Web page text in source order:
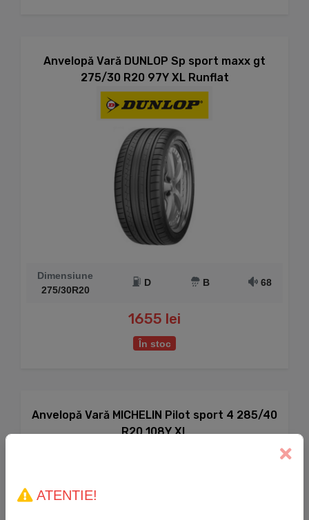
Anvelopă Vară DUNLOP Sp sport maxx gt
275/30 R20 97Y XL Runflat
Dimensiune
275/30R20
D B 68
1655 lei
În stoc
Anvelopă Vară MICHELIN Pilot sport 4 285/40
R20 108Y XL
ATENTIE!